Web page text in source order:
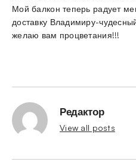
Мой балкон теперь радует
доставку Владимиру-
желаю вам процветания!!!
Редактор
View all posts